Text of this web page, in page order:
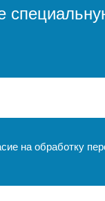
на обработку